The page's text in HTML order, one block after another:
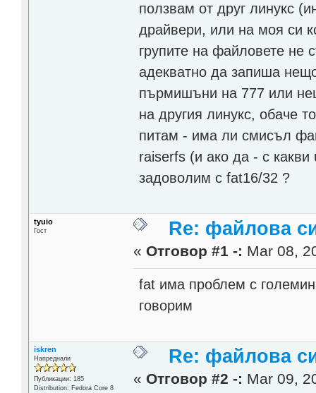
ползвам от друг линукс
драйвери, или на моя си
групите на файловете не
адекватно да запиша
пърмишъни на 777 или
на другия линукс, обаче
питам - има ли смисъл
raiserfs (и ако да - с
задоволим с fat16/32 ?
tyuio
Гост Re: файлова
« Отговор #1 -: Mar 08,
fat има проблем с
говорим
iskren
Напреднали
Публикации: 185
Distribution: Fedora Core 8
Re: файлова
« Отговор #2 -: Mar 09,